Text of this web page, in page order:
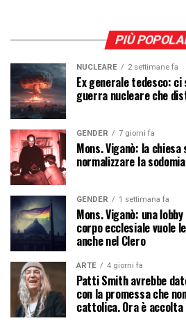
PIÙ
NUCLEARE 2 settimane fa
Ex generale tedesco: ci
guerra nucleare che
GENDER 7 giorni fa
Mons. Viganò: la chiesa
normalizzare la
GENDER 1 settimana fa
Mons. Viganò: una
corpo ecclesiale vuole
anche nel Clero
ARTE 4 giorni fa
Patti Smith avrebbe
con la promessa che
cattolica. Ora è accolta